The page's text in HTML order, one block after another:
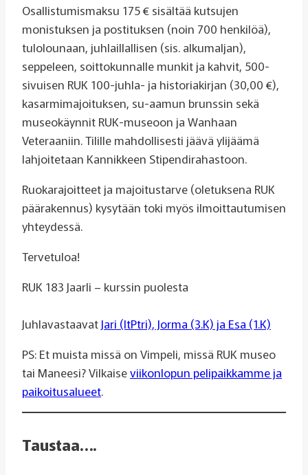
Osallistumismaksu 175 € sisältää kutsujen
monistuksen ja postituksen (noin 700 henkilöä),
tulolounaan, juhlaillallisen (sis. alkumaljan),
seppeleen, soittokunnalle munkit ja kahvit, 500-
sivuisen RUK 100-juhla- ja historiakirjan (30,00 €),
kasarmimajoituksen, su-aamun brunssin sekä
museokäynnit RUK-museoon ja Wanhaan
Veteraaniin. Tilille mahdollisesti jäävä ylijäämä
lahjoitetaan Kannikkeen Stipendirahastoon.
Ruokarajoitteet ja majoitustarve (oletuksena RUK
päärakennus) kysytään toki myös ilmoittautumisen
yhteydessä.
Tervetuloa!
RUK 183 Jaarli – kurssin puolesta
Juhlavastaavat Jari (ItPtri), Jorma (3.K) ja Esa (1.K)
PS: Et muista missä on Vimpeli, missä RUK museo
tai Maneesi? Vilkaiseviikonlopun pelipaikkamme ja
paikoitusalueet.
Taustaa….